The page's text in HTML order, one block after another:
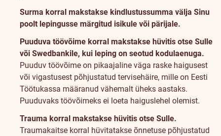
Surma korral makstakse kindlustussumma välja Sinu
poolt lepingusse märgitud isikule või pärijale.
Puuduva töövõime korral makstakse hüvitis otse Sulle
või Swedbankile, kui leping on seotud kodulaenuga.
Puuduv töövõime on pikaajaline väga raske haigusest
või vigastusest põhjustatud tervisehäire, mille on Eesti
Töötukassa määranud vähemalt üheks aastaks.
Puuduvaks töövõimeks ei loeta haiguslehel olemist.
Trauma korral makstakse hüvitis otse Sulle.
Traumakaitse korral hüvitatakse õnnetuse põhjustatud